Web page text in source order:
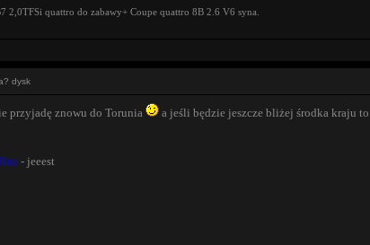
2,0TFSi quattro do zabawy+ Coupe quattro 8B 2.6 V6 syna.
dysk
przyjadę znowu do Torunia a jeśli będzie jeszcze bliżej środka kraju
- jeeest